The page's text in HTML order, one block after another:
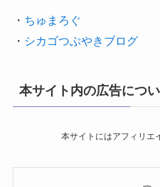
・ ちゅまろぐ
・ シカゴつぶやきブログ
本サイト内の広告につ
本サイトにはアフィリエ